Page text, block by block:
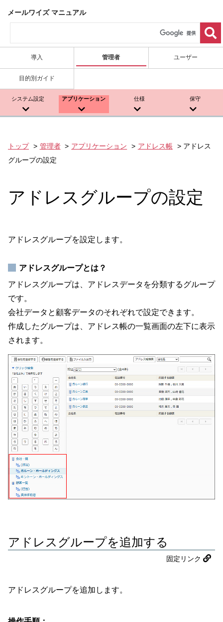
メールワイズ マニュアル
導入 管理者 ユーザー
目的別ガイド
システム設定 アプリケーション 仕様 保守
トップ 管理者 アプリケーション アドレス帳
アドレス
グループの設定
アドレスグループの設定
アドレスグループを設定します。
アドレスグループとは？
アドレスグループは、アドレスデータを分類するグループ
です。
会社データと顧客データのそれぞれで設定できます。
作成したグループは、アドレス帳の一覧画面の左下に表示
されます。
アドレスグループを追加する
固定リンク
アドレスグループを追加します。